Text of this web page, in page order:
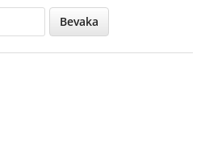
Bevaka